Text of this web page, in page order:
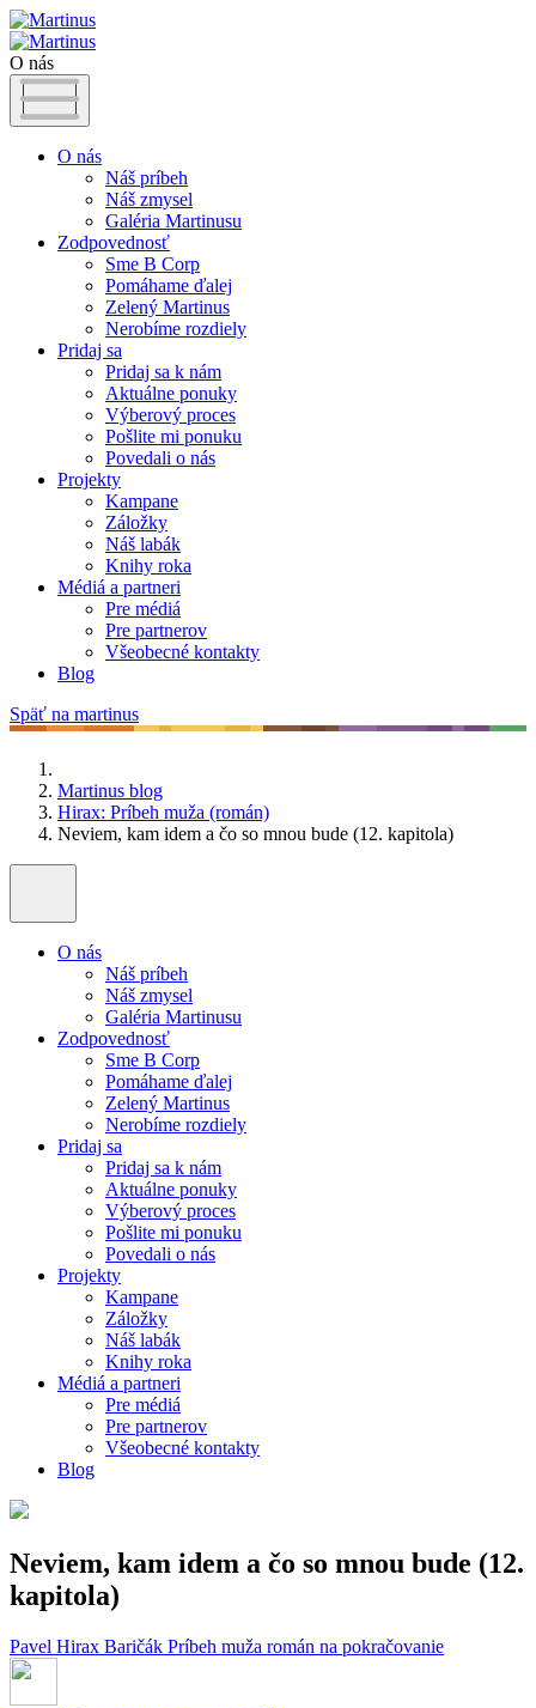
O nás
O nás
Náš príbeh
Náš zmysel
Galéria Martinusu
Zodpovednosť
Sme B Corp
Pomáhame ďalej
Zelený Martinus
Nerobíme rozdiely
Pridaj sa
Pridaj sa k nám
Aktuálne ponuky
Výberový proces
Pošlite mi ponuku
Povedali o nás
Projekty
Kampane
Záložky
Náš labák
Knihy roka
Médiá a partneri
Pre médiá
Pre partnerov
Všeobecné kontakty
Blog
Späť na martinus
Martinus blog
Hirax: Príbeh muža (román)
Neviem, kam idem a čo so mnou bude (12. kapitola)
O nás
Náš príbeh
Náš zmysel
Galéria Martinusu
Zodpovednosť
Sme B Corp
Pomáhame ďalej
Zelený Martinus
Nerobíme rozdiely
Pridaj sa
Pridaj sa k nám
Aktuálne ponuky
Výberový proces
Pošlite mi ponuku
Povedali o nás
Projekty
Kampane
Záložky
Náš labák
Knihy roka
Médiá a partneri
Pre médiá
Pre partnerov
Všeobecné kontakty
Blog
Neviem, kam idem a čo so mnou bude (12.
kapitola)
Pavel Hirax Baričák Príbeh muža román na pokračovanie